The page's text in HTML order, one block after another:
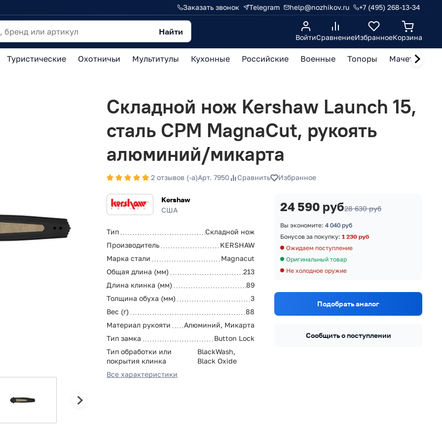
Заказать звонок Telegram help@nozhikov.ru +7 (495) 268-13-34
Найти
ВойтиСравнениеИзбранноеКорзина
Туристические Охотничьи Мультитулы Кухонные Российские Военные Топоры Мачете,
Складной нож Kershaw Launch 15,
сталь CPM MagnaCut, рукоять
алюминий/микарта
2 отзывов (-а)Арт. 7950 Сравнить Избранное
Kershaw
США
Тип
Складной нож
Производитель
KERSHAW
Марка стали
Magnacut
Общая длина (мм)
213
Длина клинка (мм)
89
Толщина обуха (мм)
3
Вес (г)
88
Материал рукояти
Алюминий, Микарта
Тип замка
Button Lock
Тип обработки или
покрытия клинка
BlackWash,
Black Oxide
Все характеристики
24 590 руб28 630 руб
Вы экономите: 4 040 руб
Бонусов за покупку: 1 230 руб
Ожидаем поступление
Оригинальный товар
Не холодное оружие
Подобрать аналог
Сообщить о поступлении